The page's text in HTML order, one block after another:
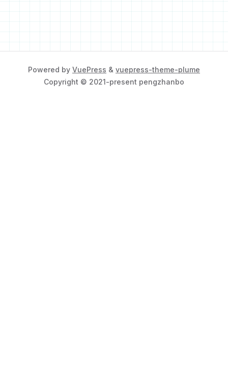
Powered by VuePress & vuepress-theme-plume
Copyright © 2021-present pengzhanbo